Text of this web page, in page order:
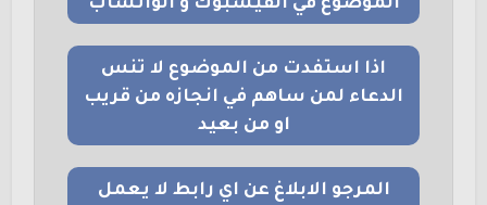
الموضوع في الفيسبوك و الواتساب
اذا استفدت من الموضوع لا تنس
الدعاء لمن ساهم في انجازه من قريب
او من بعيد
المرجو الابلاغ عن اي رابط لا يعمل